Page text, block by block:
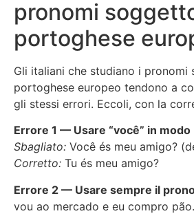
pronomi
portoghese
Gli italiani che studiano i pronomi
portoghese europeo tendono a
gli stessi errori. Eccoli, con la
Errore 1 — Usare “você” in
Sbagliato: Você és meu amigo?
Corretto: Tu és meu amigo?
Errore 2 — Usare sempre il
vou ao mercado e eu compro pão.